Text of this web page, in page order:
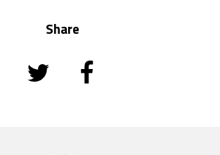
Share